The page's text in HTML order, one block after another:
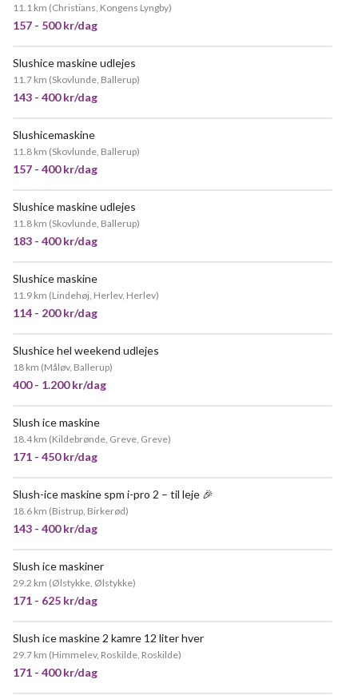
11.1 km (Christians, Kongens Lyngby)
157 - 500 kr/dag
Slushice maskine udlejes
11.7 km (Skovlunde, Ballerup)
143 - 400 kr/dag
Slushicemaskine
11.8 km (Skovlunde, Ballerup)
157 - 400 kr/dag
Slushice maskine udlejes
11.8 km (Skovlunde, Ballerup)
183 - 400 kr/dag
Slushice maskine
11.9 km (Lindehøj, Herlev, Herlev)
114 - 200 kr/dag
Slushice hel weekend udlejes
18 km (Måløv, Ballerup)
400 - 1.200 kr/dag
Slush ice maskine
18.4 km (Kildebrønde, Greve, Greve)
171 - 450 kr/dag
Slush-ice maskine spm i-pro 2 – til leje 🎉
18.6 km (Bistrup, Birkerød)
143 - 400 kr/dag
Slush ice maskiner
29.2 km (Ølstykke, Ølstykke)
171 - 625 kr/dag
Slush ice maskine 2 kamre 12 liter hver
29.7 km (Himmelev, Roskilde, Roskilde)
171 - 400 kr/dag